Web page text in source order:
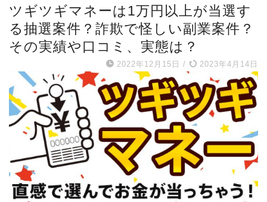
ツギツギマネーは1万円以上が当選す
る抽選案件？詐欺で怪しい副業案件？
その実績や口コミ、実態は？
2022年12月15日 / 2023年4月14日